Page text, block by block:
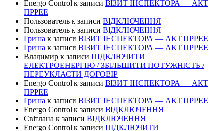
Energo Control к записи ВІЗИТ ІНСПЕКТОРА — АКТ
ПРРЕЕ
Пользователь к записи ВІДКЛЮЧЕННЯ
Пользователь к записи ВІДКЛЮЧЕННЯ
Гриша к записи ВІЗИТ ІНСПЕКТОРА — АКТ ПРРЕЕ
Гриша к записи ВІЗИТ ІНСПЕКТОРА — АКТ ПРРЕЕ
Владимир к записи ПІДКЛЮЧИТИ
ЕЛЕКТРОЕНЕРГІЮ / ЗБІЛЬШИТИ ПОТУЖНІСТЬ /
ПЕРЕУКЛАСТИ ДОГОВІР
Energo Control к записи ВІЗИТ ІНСПЕКТОРА — АКТ
ПРРЕЕ
Гриша к записи ВІЗИТ ІНСПЕКТОРА — АКТ ПРРЕЕ
Energo Control к записи ВІДКЛЮЧЕННЯ
Світлана к записи ВІДКЛЮЧЕННЯ
Energo Control к записи ПІДКЛЮЧИТИ